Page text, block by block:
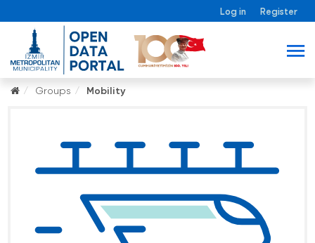
Log in Register
Groups Mobility